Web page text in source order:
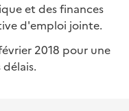
et des finances
d'emploi jointe.
2018 pour une